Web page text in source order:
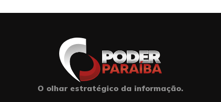
O olhar estratégico da informação.